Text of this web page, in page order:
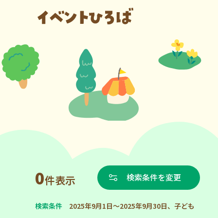
0件表示 検索条件を変更
検索条件 2025年9月1日～2025年9月30日、子ども